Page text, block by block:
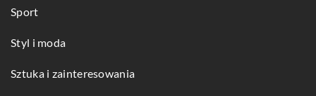
Sport
Styl i moda
Sztuka i zainteresowania